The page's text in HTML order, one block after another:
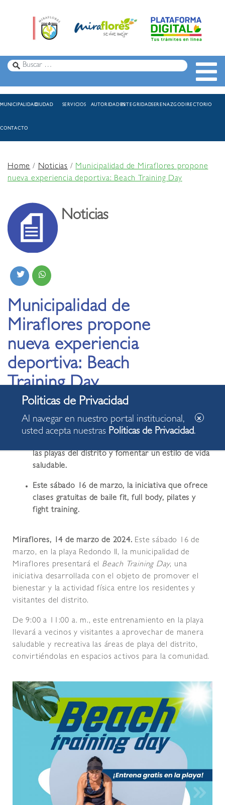
MUNICIPALIDADCIUDAD SERVICIOS AUTORIDADESINTEGRIDADSERENAZGODIRECTORIO
CONTACTO
Home/Noticias /Municipalidad de Miraflores propone
nueva experiencia deportiva: Beach Training Day
Noticias
Municipalidad de
Miraflores propone
nueva experiencia
deportiva: Beach
Training Day
las playas del distrito y fomentar un estilo de vida
saludable.
Este sábado 16 de marzo, la iniciativa que ofrece
clases gratuitas de baile fit, full body, pilates y
fight training.
Miraflores, 14 de marzo de 2024. Este sábado 16 de
marzo, en la playa Redondo II, la municipalidad de
Miraflores presentará el Beach Training Day, una
iniciativa desarrollada con el objeto de promover el
bienestar y la actividad física entre los residentes y
visitantes del distrito.
De 9:00 a 11:00 a. m., este entrenamiento en la playa
llevará a vecinos y visitantes a aprovechar de manera
saludable y recreativa las áreas de playa del distrito,
convirtiéndolas en espacios activos para la comunidad.
Al navegar en nuestro portal institucional,
usted acepta nuestras Politicas de Privacidad.